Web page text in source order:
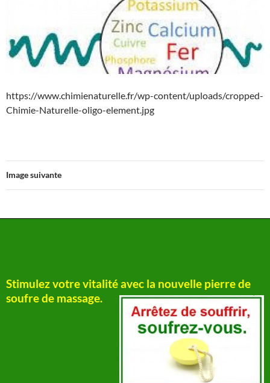
https://www.chimienaturelle.fr/wp-content/uploads/cropped-
Chimie-Naturelle-oligo-element.jpg
Image suivante
Stimulez votre vitalité avec la nouvelle pierre de
soufre de massage.